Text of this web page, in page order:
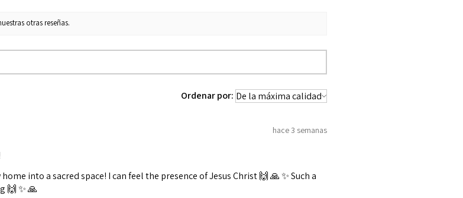
otras reseñas.
Ordenar por:
hace 3 semanas
into a sacred space! I can feel the presence of Jesus Christ 🙌 🙏 ✨️ Such a
🙌 ✨️ 🙏